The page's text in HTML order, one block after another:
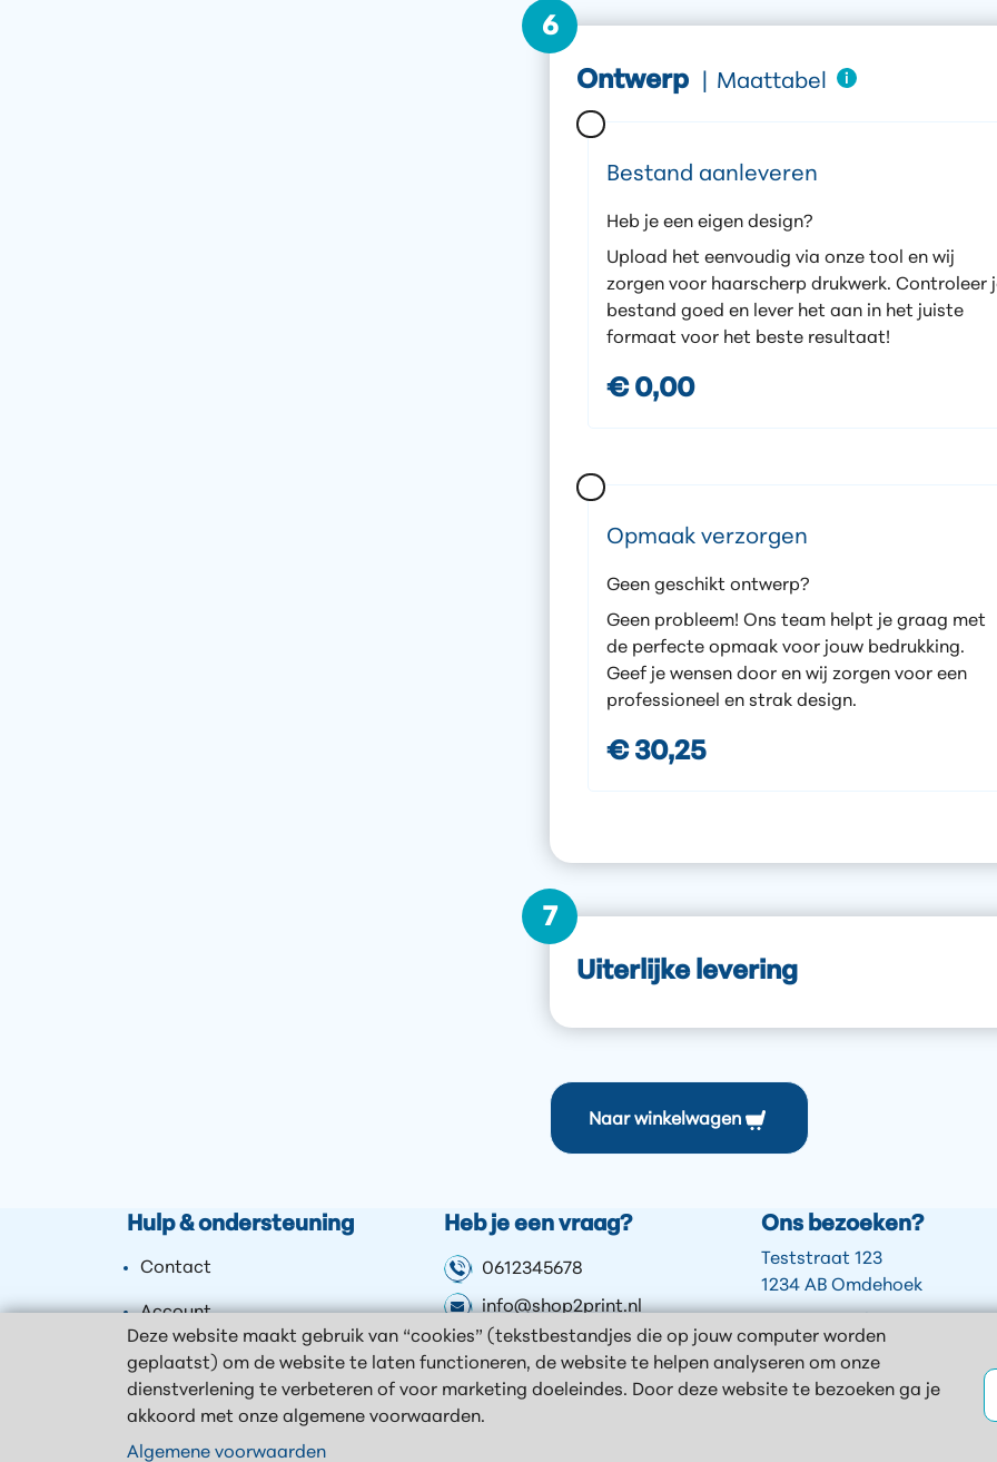
Deze website maakt gebruik van “cookies” (tekstbestandjes die op jouw computer worden
geplaatst) om de website te laten functioneren, de website te helpen analyseren om onze
dienstverlening te verbeteren of voor marketing doeleindes. Door deze website te bezoeken ga je
akkoord met onze algemene voorwaarden.
Algemene voorwaarden
6
Ontwerp
Maattabel
Bestand aanleveren
Heb je een eigen design?
Upload het eenvoudig via onze tool en wij
zorgen voor haarscherp drukwerk. Controleer
bestand goed en lever het aan in het juiste
formaat voor het beste resultaat!
€ 0,00
Opmaak verzorgen
Geen geschikt ontwerp?
Geen probleem! Ons team helpt je graag met
de perfecte opmaak voor jouw bedrukking.
Geef je wensen door en wij zorgen voor een
professioneel en strak design.
€ 30,25
7
Uiterlijke levering
Naar winkelwagen
Hulp & ondersteuning
Contact
Account
Heb je een vraag?
0612345678
info@shop2print.nl
Contact
WhatsApp
Ons bezoeken?
Teststraat 123
1234 AB Omdehoek
Ma - Vrij 8:00 - 17:00
Webshop 24u open!
Algemene voorwaarden